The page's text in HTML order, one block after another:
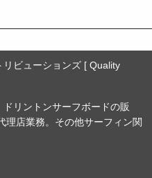
ビューションズ [ Quality
リントンサーフボードの販
理店業務。その他サーフィン関